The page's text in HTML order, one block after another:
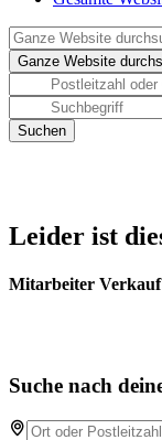
Leider ist
Mitarbeiter Verkauf
Suche nach